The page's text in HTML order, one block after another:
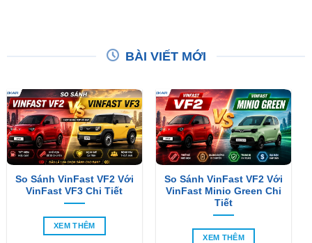
So Sánh VinFast VF2 Với
VinFast VF3 Chi Tiết
XEM THÊM
So Sánh VinFast VF2 Với
VinFast Minio Green Chi
Tiết
XEM THÊM